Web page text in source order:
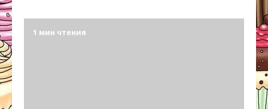
1 мин чтения